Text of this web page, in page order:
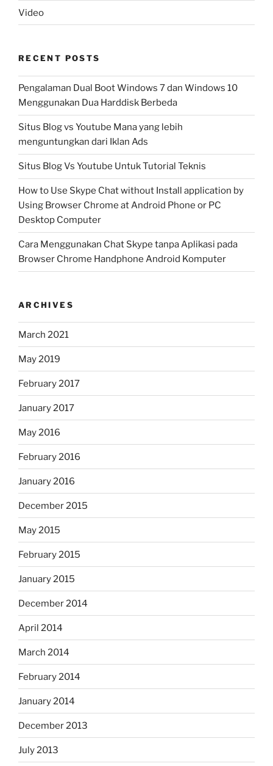
Video
RECENT POSTS
Pengalaman Dual Boot Windows 7 dan Windows 10
Menggunakan Dua Harddisk Berbeda
Situs Blog vs Youtube Mana yang lebih
menguntungkan dari Iklan Ads
Situs Blog Vs Youtube Untuk Tutorial Teknis
How to Use Skype Chat without Install application by
Using Browser Chrome at Android Phone or PC
Desktop Computer
Cara Menggunakan Chat Skype tanpa Aplikasi pada
Browser Chrome Handphone Android Komputer
ARCHIVES
March 2021
May 2019
February 2017
January 2017
May 2016
February 2016
January 2016
December 2015
May 2015
February 2015
January 2015
December 2014
April 2014
March 2014
February 2014
January 2014
December 2013
July 2013